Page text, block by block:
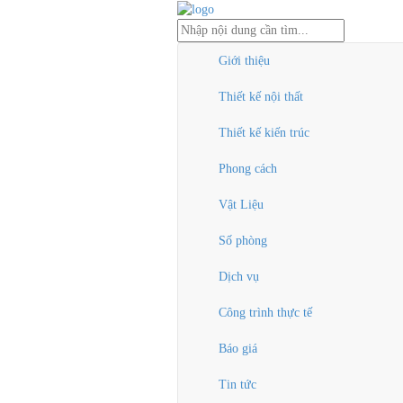
Giới thiệu
Thiết kế nội thất
Thiết kế kiến trúc
Phong cách
Vật Liệu
Số phòng
Dịch vụ
Công trình thực tế
Báo giá
Tin tức